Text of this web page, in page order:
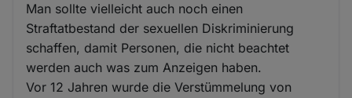
Man sollte vielleicht auch noch einen
Straftatbestand der sexuellen Diskriminierung
schaffen, damit Personen, die nicht beachtet
werden auch was zum Anzeigen haben.
Vor 12 Jahren wurde die Verstümmelung von